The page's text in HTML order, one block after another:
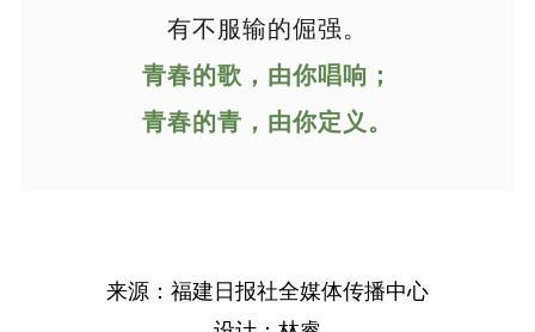
有不服输的倔强。
青春的歌，由你唱响；
青春的青，由你定义。
来源：福建日报社全媒体传播中心